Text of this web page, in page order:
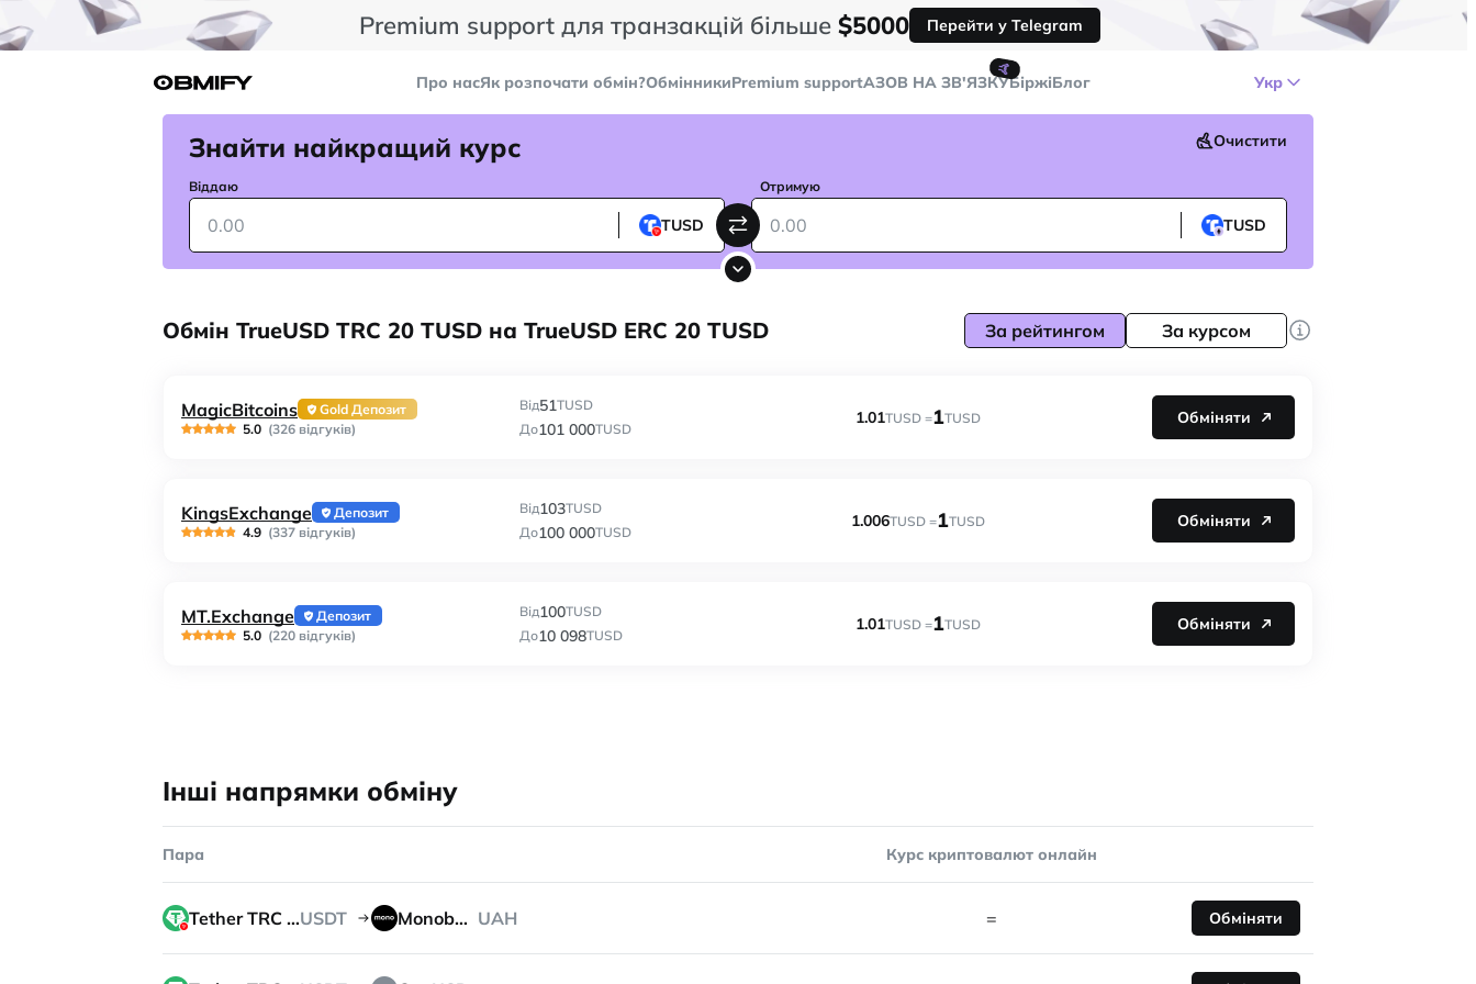
Premium support для транзакцій більше $5000 Перейти у Telegram
Про насЯк розпочати обмін?ОбмінникиPremium support
🤙
AЗОВ НА ЗВ'ЯЗКУБіржіБлог Укр
Знайти найкращий курс Очистити
Віддаю
TUSD
Отримую
TUSD
Обмін TrueUSD TRC 20 TUSD на TrueUSD ERC 20 TUSD За рейтингом За курсом
MagicBitcoins
Gold Депозит
5.0 (326 відгуків)
Від51TUSD
До101 000TUSD
1.01TUSD =1TUSD Обміняти
KingsExchange
Депозит
4.9 (337 відгуків)
Від103TUSD
До100 000TUSD
1.006TUSD =1TUSD Обміняти
MT.Exchange
Депозит
5.0 (220 відгуків)
Від100TUSD
До10 098TUSD
1.01TUSD =1TUSD Обміняти
Інші напрямки обміну
Пара Курс криптовалют онлайн
Tether TRC 20USDT Monobank UAH = Обміняти